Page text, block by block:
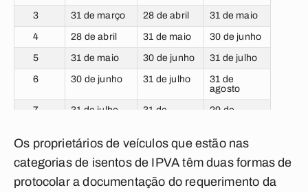
3 31 de março 28 de abril 31 de maio
4 28 de abril 31 de maio 30 de junho
5 31 de maio 30 de junho 31 de julho
6 30 de junho 31 de julho
31 de
agosto
7 31 de julho
31 de
29 de
8 31 de agosto
29 de
setembro
31 de
outubro
9
setembro
outubro
novembro
Os proprietários de veículos que estão nas
categorias de isentos de IPVA têm duas formas de
protocolar a documentação do requerimento da